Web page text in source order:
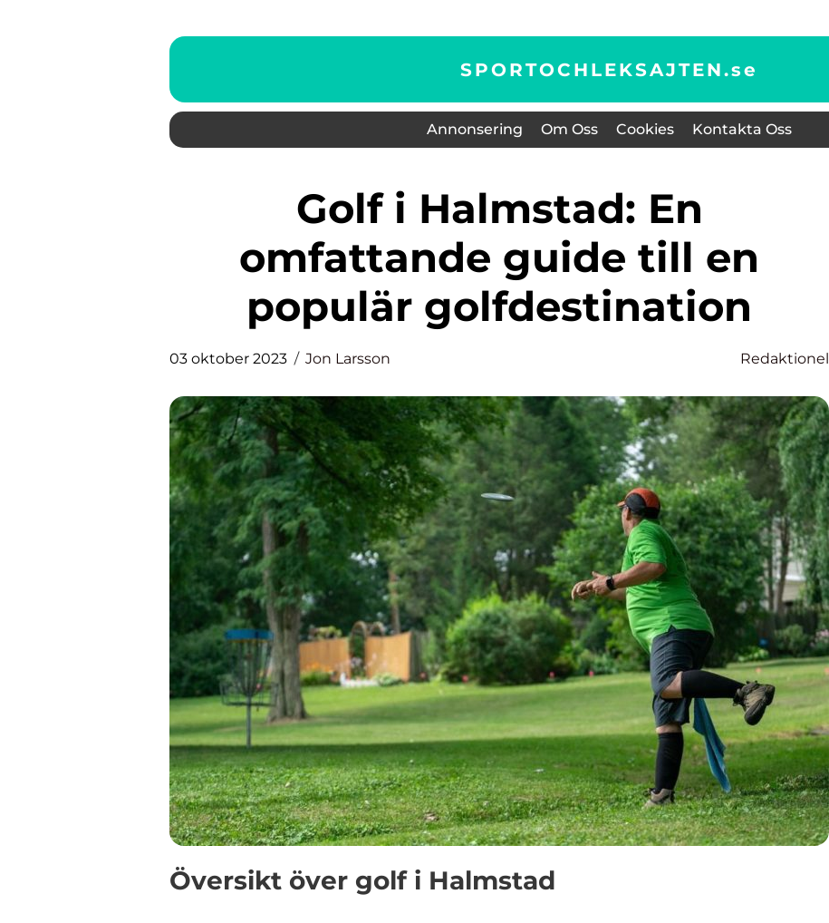
SPORTOCHLEKSAJTEN.se
Annonsering Om Oss Cookies Kontakta Oss
Golf i Halmstad: En
omfattande guide till en
populär golfdestination
03 oktober 2023 Jon Larsson Redaktionel
Översikt över golf i Halmstad